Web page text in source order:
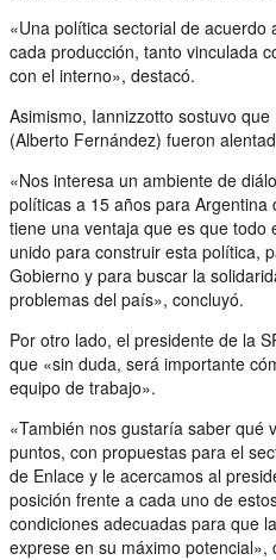
«Una política sectorial de
cada producción, tanto vinculada
con el interno», destacó.
Asimismo, Iannizzotto sostuvo
(Alberto Fernández) fueron
«Nos interesa un ambiente de
políticas a 15 años para Argentina
tiene una ventaja que es que todo
unido para construir esta política,
Gobierno y para buscar la
problemas del país», concluyó.
Por otro lado, el presidente de la
que «sin duda, será importante
equipo de trabajo».
«También nos gustaría saber qué
puntos, con propuestas para el
de Enlace y le acercamos al
posición frente a cada uno de
condiciones adecuadas para que
exprese en su máximo potencial»,